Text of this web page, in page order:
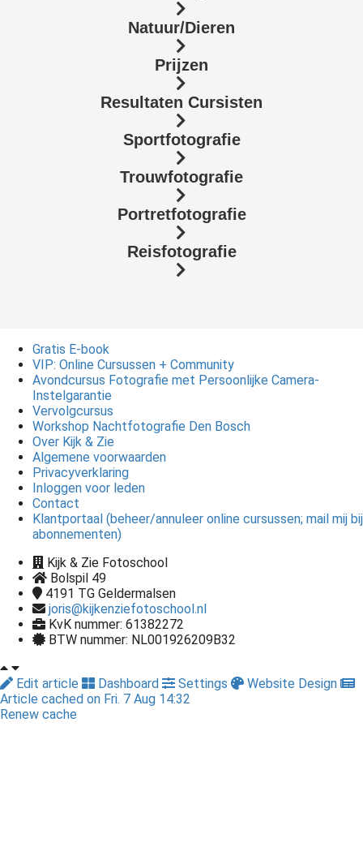
Natuur/Dieren
Prijzen
Resultaten Cursisten
Sportfotografie
Trouwfotografie
Portretfotografie
Reisfotografie
Gratis E-book
VIP: Online Cursussen + Community
Avondcursus Fotografie met Persoonlijke Camera-
Instelgarantie
Vervolgcursus
Workshop Nachtfotografie Den Bosch
Over Kijk & Zie
Algemene voorwaarden
Privacyverklaring
Inloggen voor leden
Contact
Klantportaal (beheer/annuleer online cursussen; mail mij bij
abonnementen)
Kijk & Zie Fotoschool
Bolspil 49
4191 TG Geldermalsen
joris@kijkenziefotoschool.nl
KvK nummer: 61382272
BTW nummer: NL001926209B32
Edit article Dashboard Settings
Website Design
Article cached on Fri. 7 Aug 14:32
Renew cache